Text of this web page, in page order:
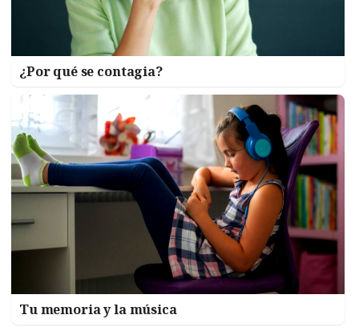
¿Por qué se contagia?
Tu memoria y la música